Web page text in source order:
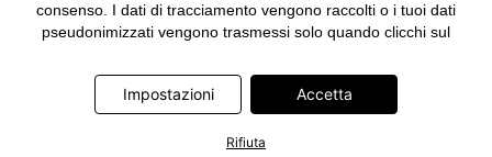
consenso. I dati di tracciamento vengono raccolti o i tuoi dati
pseudonimizzati vengono trasmessi solo quando clicchi sul
seguenti società: Adjust GmbH, Criteo SA, Google Ireland
Limited, Hurra Communications GmbH, ID5 Technology Ltd,
Meta Platforms Ireland Limited, Microsoft Ireland Operations
Limited, Pinterest Europe Limited, RTB-House GmbH, TikTok
Impostazioni Accetta
Rifiuta